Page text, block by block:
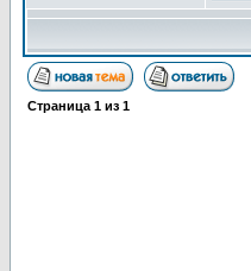
Страница 1 из 1